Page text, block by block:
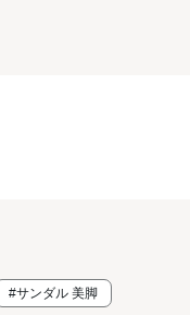
#サンダル 美脚